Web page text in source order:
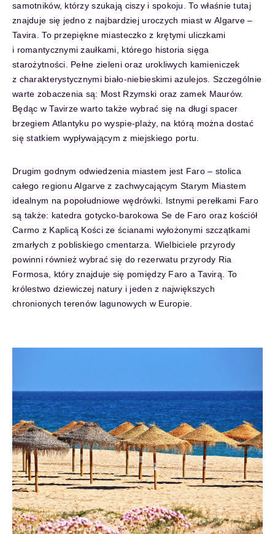
samotników, którzy szukają ciszy i spokoju. To właśnie tutaj
znajduje się jedno z najbardziej uroczych miast w Algarve –
Tavira. To przepiękne miasteczko z krętymi uliczkami
i romantycznymi zaułkami, którego historia sięga
starożytności. Pełne zieleni oraz urokliwych kamieniczek
z charakterystycznymi biało-niebieskimi azulejos. Szczególnie
warte zobaczenia są: Most Rzymski oraz zamek Maurów.
Będąc w Tavirze warto także wybrać się na długi spacer
brzegiem Atlantyku po wyspie-plaży, na którą można dostać
się statkiem wypływającym z miejskiego portu.
Drugim godnym odwiedzenia miastem jest Faro – stolica
całego regionu Algarve z zachwycającym Starym Miastem
idealnym na popołudniowe wędrówki. Istnymi perełkami Faro
są także: katedra gotycko-barokowa Se de Faro oraz kościół
Carmo z Kaplicą Kości ze ścianami wyłożonymi szczątkami
zmarłych z pobliskiego cmentarza. Wielbiciele przyrody
powinni również wybrać się do rezerwatu przyrody Ria
Formosa, który znajduje się pomiędzy Faro a Tavirą. To
królestwo dziewiczej natury i jeden z największych
chronionych terenów lagunowych w Europie.